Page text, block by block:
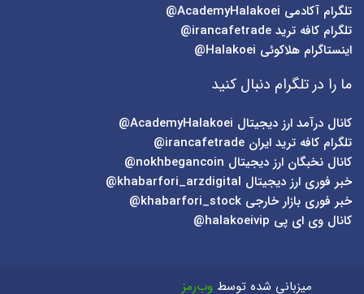
تلگرام آکادمی
تلگرام کافه ترید irancafetrade@
اینستاگرام هلاکوئی Halakoei@
ما را در تلگرام دنبال کنید
کانال درآمد ارز دیجیتال AcademyHalakoei@
تلگرام کافه ترید ایران irancafetrade@
کانال نخبگان ارز دیجیتال nokhbegancoin@
خبر فوری ارز دیجیتال khabarfori_arzdigital@
خبر فوری بازار خارجی khabarfori_stock@
کانال وی ای پی halakoeivip@
میزبانی شده توسط وب‌رمز